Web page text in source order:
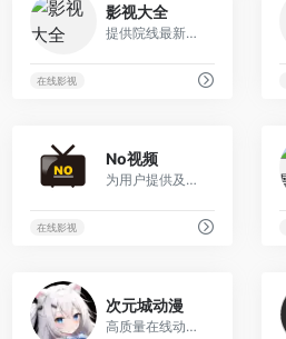
影视大全
提供院线最新电影，热播电视剧，综艺，动漫，韩剧，美剧和剧情介绍，全天24小时制在线更新，让您以最快的速度观看最新首播电影电视剧！
在线影视
最新电视剧
No视频
为用户提供及时的海外热门剧集在线观看，友好无广告，致力于最轻松的追剧体验。
在线影视
次元城动漫
高质量在线动漫网站！为动漫爱好者提供无与伦比的追番体验!